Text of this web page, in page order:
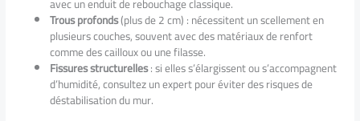
avec un enduit de rebouchage classique.
Trous profonds(plus de 2 cm) : nécessitent un scellement en
plusieurs couches, souvent avec des matériaux de renfort
comme des cailloux ou une filasse.
Fissures structurelles: si elles s’élargissent ou s’accompagnent
d’humidité, consultez un expert pour éviter des risques de
déstabilisation du mur.